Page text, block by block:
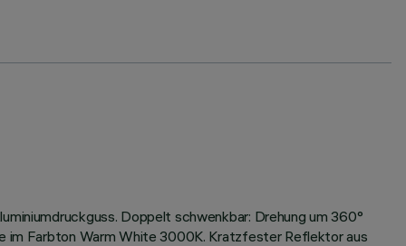
Doppelt schwenkbar: Drehung um 360°
im Farbton Warm White 3000K. Kratzfester Reflektor aus